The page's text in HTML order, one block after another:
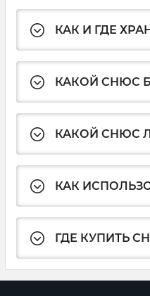
КАК И ГДЕ
КАКОЙ СНЮС
КАКОЙ СНЮС
КАК
ГДЕ КУПИТЬ